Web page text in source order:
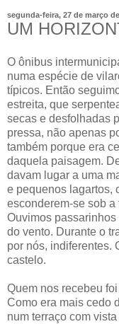
segunda-feira, 27 de março
UM
O ônibus
numa espécie de
típicos. Então
estreita, que
secas e desfolhadas
pressa, não apenas
também porque era
daquela paisagem.
davam lugar a uma
e pequenos lagartos,
esconderem-se sob
Ouvimos
do vento. Durante o
por nós, indiferentes.
castelo.
Quem nos recebeu
Como era mais cedo
num terraço com